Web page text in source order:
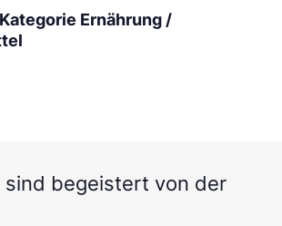
Ernährung /
sind begeistert von der